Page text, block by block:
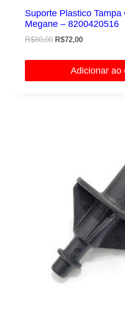
Suporte Plastico Tampa
Megane – 8200420516
R$80,00 O
R$72,00O
é:
Adicionar ao